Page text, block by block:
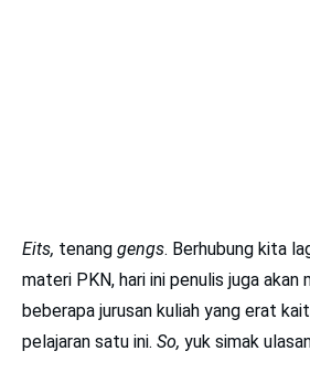
Eits, tenang gengs. Berhubung kita
materi PKN, hari ini penulis juga akan
beberapa jurusan kuliah yang erat
pelajaran satu ini. So, yuk simak